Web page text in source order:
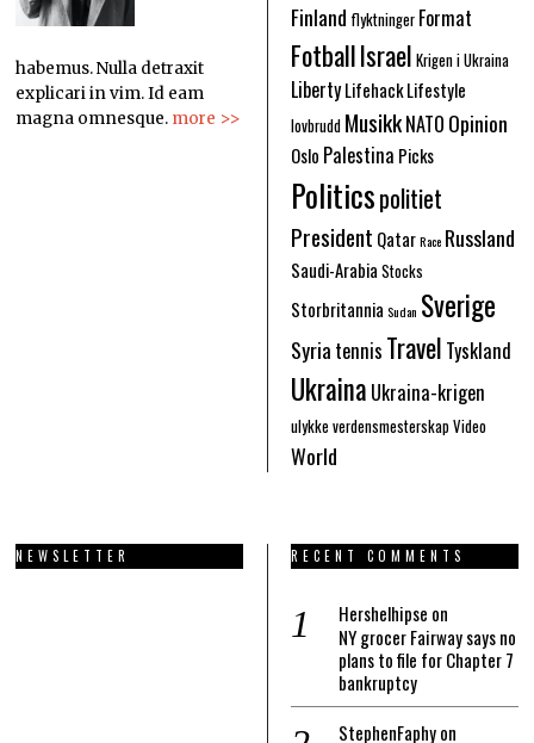
habemus. Nulla detraxit
explicari in vim. Id eam
magna omnesque. more >>
Finland flyktninger Format
FotballIsrael Krigen i Ukraina
LibertyLifehackLifestyle
lovbrudd MusikkNATO Opinion
Oslo Palestina Picks
Politicspolitiet
President QatarRace Russland
Saudi-Arabia Stocks
Storbritannia Sudan Sverige
Syria tennis Travel Tyskland
Ukraina Ukraina-krigen
ulykke verdensmesterskapVideo
World
NEWSLETTER RECENT COMMENTS
Hershelhipse on
NY grocer Fairway says no
plans to file for Chapter 7
bankruptcy
StephenFaphyon